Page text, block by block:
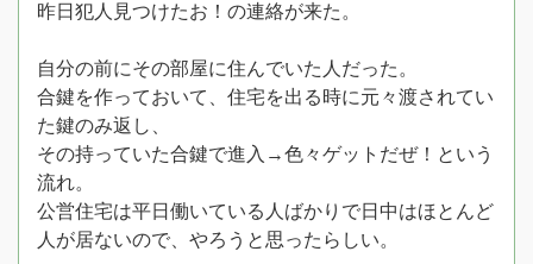
昨日犯人見つけたお！の連絡が来た。
自分の前にその部屋に住んでいた人だった。
合鍵を作っておいて、住宅を出る時に元々渡されてい
た鍵のみ返し、
その持っていた合鍵で進入→色々ゲットだぜ！という
流れ。
公営住宅は平日働いている人ばかりで日中はほとんど
人が居ないので、やろうと思ったらしい。